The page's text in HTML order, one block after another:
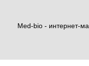
Med-bio - интернет-